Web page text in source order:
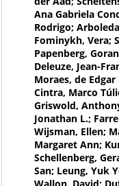
Ana Gabriela
Rodrigo;
Fominykh, Vera;
Papenberg,
Deleuze, Jean-
Moraes, de
Cintra, Marco
Griswold,
Jonathan L.;
Wijsman, Ellen;
Margaret Ann;
Schellenberg,
San; Leung, Yuk
Wallon, David;